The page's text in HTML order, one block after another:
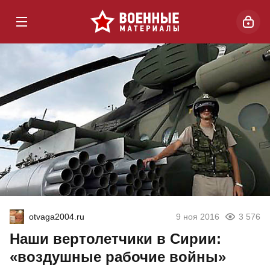
otvaga2004.ru 9 ноя 2016 3 576
Наши вертолетчики в Сирии:
«воздушные рабочие войны»